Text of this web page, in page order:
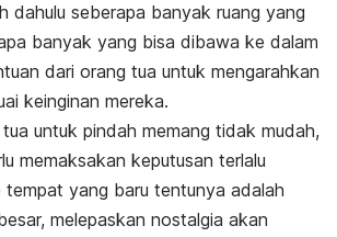
dahulu seberapa banyak ruang yang
banyak yang bisa dibawa ke dalam
dari orang tua untuk mengarahkan
keinginan mereka.
untuk pindah memang tidak mudah,
memaksakan keputusan terlalu
yang baru tentunya adalah
melepaskan nostalgia akan